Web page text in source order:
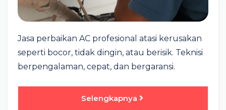
Jasa perbaikan AC profesional atasi kerusakan
seperti bocor, tidak dingin, atau berisik. Teknisi
berpengalaman, cepat, dan bergaransi.
Selengkapnya